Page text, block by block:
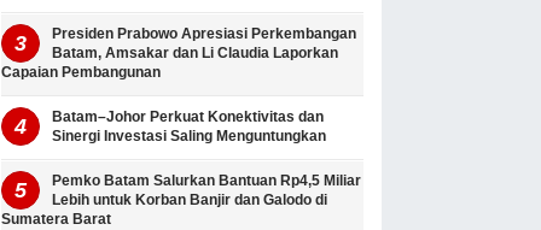
Presiden Prabowo Apresiasi Perkembangan
Batam, Amsakar dan Li Claudia Laporkan
Capaian Pembangunan
Batam–Johor Perkuat Konektivitas dan
Sinergi Investasi Saling Menguntungkan
Pemko Batam Salurkan Bantuan Rp4,5 Miliar
Lebih untuk Korban Banjir dan Galodo di
Sumatera Barat